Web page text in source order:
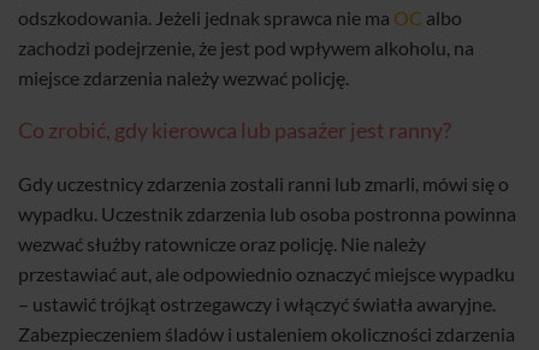
odszkodowania. Jeżeli jednak sprawca nie ma OC albo
zachodzi podejrzenie, że jest pod wpływem alkoholu, na
miejsce zdarzenia należy wezwać policję.
Co zrobić, gdy kierowca lub pasażer jest ranny?
Gdy uczestnicy zdarzenia zostali ranni lub zmarli, mówi się o
wypadku. Uczestnik zdarzenia lub osoba postronna powinna
wezwać służby ratownicze oraz policję. Nie należy
przestawiać aut, ale odpowiednio oznaczyć miejsce wypadku
– ustawić trójkąt ostrzegawczy i włączyć światła awaryjne.
Zabezpieczeniem śladów i ustaleniem okoliczności zdarzenia